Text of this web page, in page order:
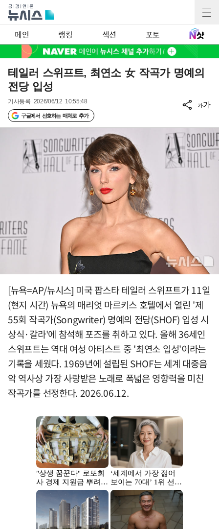
메인 랭킹 섹션 포토
테일러 스위프트, 최연소 女 작곡가 명예의
전당 입성
기사등록 2026/06/12 10:55:48
구글에서 선호하는 매체로 추가
가가
[뉴욕=AP/뉴시스] 미국 팝스타 테일러 스위프트가 11일
(현지 시간) 뉴욕의 매리엇 마르키스 호텔에서 열린 '제
55회 작곡가(Songwriter) 명예의 전당(SHOF) 입성 시
상식·갈라'에 참석해 포즈를 취하고 있다. 올해 36세인
스위프트는 역대 여성 아티스트 중 '최연소 입성'이라는
기록을 세웠다. 1969년에 설립된 SHOF는 세계 대중음
악 역사상 가장 사랑받은 노래로 폭넓은 영향력을 미친
작곡가를 선정한다. 2026.06.12.